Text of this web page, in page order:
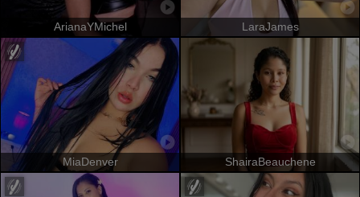
ArianaYMichel LaraJames
MiaDenver ShairaBeauchene